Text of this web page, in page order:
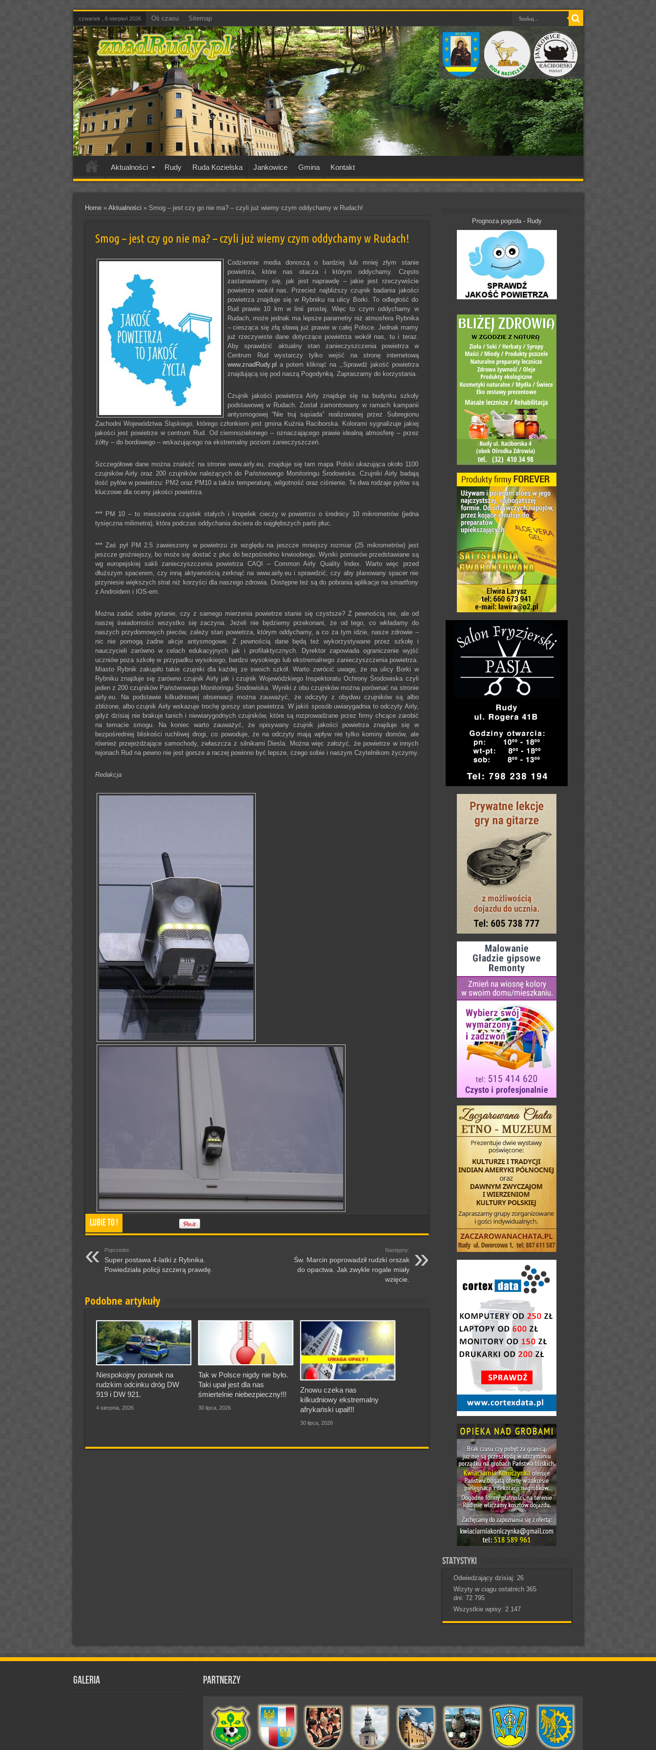
czwartek , 6 sierpień 2026 Oś czasu Sitemap
Aktualności Rudy Ruda Kozielska Jankowice Gmina Kontakt
Home» Aktualności » Smog – jest czy go nie ma? – czyli już wiemy czym oddychamy w Rudach!
Smog – jest czy go nie ma? – czyli już wiemy czym oddychamy w Rudach!
Codziennie media donoszą o bardziej lub mniej złym stanie
powietrza, które nas otacza i którym oddychamy. Często
zastanawiamy się, jak jest naprawdę – jakie jest rzeczywiście
powietrze wokół nas. Przecież najbliższy czujnik badania jakości
powietrza znajduje się w Rybniku na ulicy Borki. To odległość do
Rud prawie 10 km w linii prostej. Więc to czym oddychamy w
Rudach, może jednak ma lepsze parametry niż atmosfera Rybnika
– ciesząca się złą sławą już prawie w całej Polsce. Jednak mamy
już rzeczywiste dane dotyczące powietrza wokół nas, tu i teraz.
Aby sprawdzić aktualny stan zanieczyszczenia powietrza w
Centrum Rud wystarczy tylko wejść na stronę internetową
www.znadRudy.pl a potem kliknąć na ,,Sprawdź jakość powietrza
znajdującą się pod naszą Pogodynką. Zapraszamy do korzystania.
Czujnik jakości powietrza Airly znajduje się na budynku szkoły
podstawowej w Rudach. Został zamontowany w ramach kampanii
antysmogowej “Nie truj sąsiada” realizowanej przez Subregionu
Zachodni Województwa Śląskiego, którego członkiem jest gmina Kuźnia Raciborska. Kolorami sygnalizuje jakiej
jakości jest powietrze w centrum Rud. Od ciemnozielonego – oznaczającego prawie idealną atmosferę – przez
żółty – do bordowego – wskazującego na ekstremalny poziom zanieczyszczeń.
Szczegółowe dane można znaleźć na stronie www.airly.eu, znajduje się tam mapa Polski ukazująca około 1100
czujników Airly oraz 200 czujników należących do Państwowego Monitoringu Środowiska. Czujniki Airly badają
ilość pyłów w powietrzu: PM2 oraz PM10 a także temperaturę, wilgotność oraz ciśnienie. Te dwa rodzaje pyłów są
kluczowe dla oceny jakości powietrza.
*** PM 10 – to mieszanina cząstek stałych i kropelek cieczy w powietrzu o średnicy 10 mikrometrów (jedna
tysięczna milimetra), która podczas oddychania dociera do najgłębszych partii płuc.
*** Zaś pył PM 2,5 zawieszony w powietrzu ze względu na jeszcze mniejszy rozmiar (25 mikrometrów) jest
jeszcze groźniejszy, bo może się dostać z płuc do bezpośrednio krwioobiegu. Wyniki pomiarów przedstawiane są
wg europejskiej sakli zanieczyszczenia powietrza CAQI – Common Airly Quality Index. Warto więc przed
dłuższym spacerem, czy inną aktywnością zerknąć na www.airly.eu i sprawdzić, czy aby planowany spacer nie
przyniesie większych strat niż korzyści dla naszego zdrowia. Dostępne też są do pobrania aplikacje na smartfony
z Androidem i IOS-em.
Można zadać sobie pytanie, czy z samego mierzenia powietrze stanie się czystsze? Z pewnością nie, ale od
naszej świadomości wszystko się zaczyna. Jeżeli nie będziemy przekonani, że od tego, co wkładamy do
naszych przydomowych pieców, zależy stan powietrza, którym oddychamy, a co za tym idzie, nasze zdrowie –
nic nie pomogą żadne akcje antysmogowe. Z pewnością dane będą też wykorzystywane przez szkołę i
nauczycieli zarówno w celach edukacyjnych jak i profilaktycznych. Dyrektor zapowiada ograniczenie wyjść
uczniów poza szkołę w przypadku wysokiego, bardzo wysokiego lub ekstremalnego zanieczyszczenia powietrza.
Miasto Rybnik zakupiło takie czujniki dla każdej ze swoich szkół. Warto zwrócić uwagę, że na ulicy Borki w
Rybniku znajduje się zarówno czujnik Airly jak i czujnik Wojewódzkiego Inspektoratu Ochrony Środowiska czyli
jeden z 200 czujników Państwowego Monitoringu Środowiska. Wyniki z obu czujników można porównać na stronie
airly.eu. Na podstawie kilkudniowej obserwacji można zauważyć, że odczyty z obydwu czujników są albo
zbliżone, albo czujnik Airly wskazuje trochę gorszy stan powietrza. W jakiś sposób uwiarygadnia to odczyty Airly,
gdyż dzisiaj nie brakuje tanich i niewiarygodnych czujników, które są rozprowadzane przez firmy chcące zarobić
na temacie smogu. Na koniec warto zauważyć, że opisywany czujnik jakości powietrza znajduje się w
bezpośredniej bliskości ruchliwej drogi, co powoduje, że na odczyty mają wpływ nie tylko kominy domów, ale
również przejeżdżające samochody, zwłaszcza z silnikami Diesla. Można więc założyć, że powietrze w innych
rejonach Rud na pewno nie jest gorsze a raczej powinno być lepsze, czego sobie i naszym Czytelnikom życzymy.
Redakcja
Lubie To !
Poprzedni:
Super postawa 4-latki z Rybnika.
Powiedziała policji szczerą prawdę.
Następny:
Św. Marcin poprowadził rudzki orszak
do opactwa. Jak zwykle rogale miały
wzięcie.
Podobne artykuły
Niespokojny poranek na
rudzkim odcinku dróg DW
919 i DW 921.
4 sierpnia, 2026
Tak w Polsce nigdy nie było.
Taki upał jest dla nas
śmiertelnie niebezpieczny!!!
30 lipca, 2026
Znowu czeka nas
kilkudniowy ekstremalny
afrykański upał!!!
30 lipca, 2026
Prognoza pogoda - Rudy
Statystyki
Odwiedzający dzisiaj: 26
Wizyty w ciągu ostatnich 365
dni: 72 795
Wszystkie wpisy: 2 147
Galeria Partnerzy